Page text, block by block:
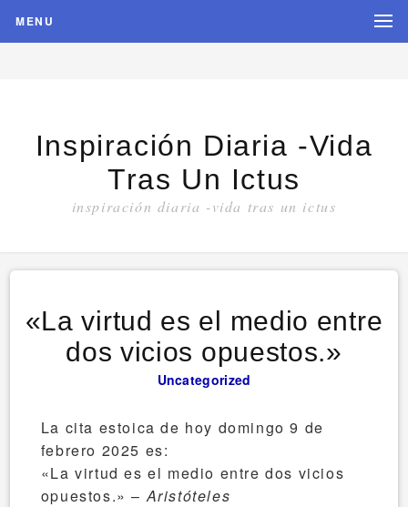
MENU
Inspiración Diaria -vida
Tras Un Ictus
inspiración diaria -vida tras un ictus
«La virtud es el medio entre
dos vicios opuestos.»
Uncategorized
La cita estoica de hoy domingo 9 de
febrero 2025 es:
«La virtud es el medio entre dos vicios
opuestos.» –Aristóteles